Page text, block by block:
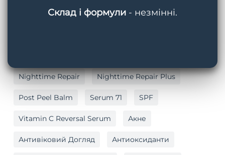
Hydralox Light Day Sunscreen SPF 37
Nighttime Repair Nighttime Repair Plus
Post Peel Balm Serum 71 SPF
Vitamin C Reversal Serum Акне
Антивіковий Догляд Антиоксиданти
Склад і формули - незмінні.